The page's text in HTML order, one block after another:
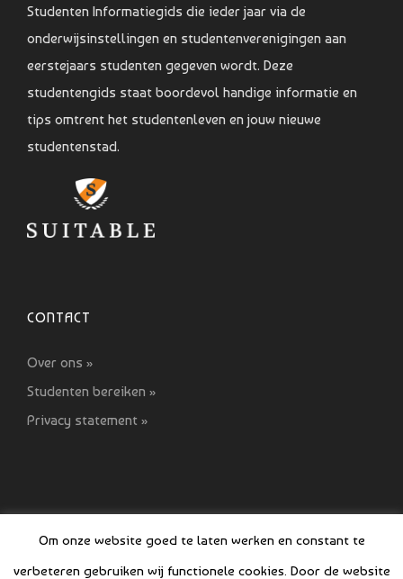
Studenten Informatiegids die ieder jaar via de
onderwijsinstellingen en studentenverenigingen aan
eerstejaars studenten gegeven wordt. Deze
studentengids staat boordevol handige informatie en
tips omtrent het studentenleven en jouw nieuwe
studentenstad.
CONTACT
Over ons »
Studenten bereiken »
Privacy statement »
Om onze website goed te laten werken en constant te
verbeteren gebruiken wij functionele cookies. Door de website